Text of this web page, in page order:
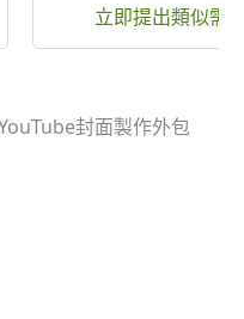
極簡生活的分享，想要
又不太鮮豔的封面圖
立即提出類似需
封面製作外包